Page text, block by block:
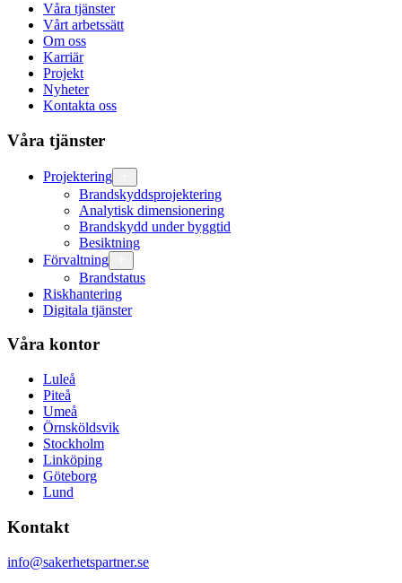
Våra tjänster
Vårt arbetssätt
Om oss
Karriär
Projekt
Nyheter
Kontakta oss
Våra tjänster
Projektering
Brandskyddsprojektering
Analytisk dimensionering
Brandskydd under byggtid
Besiktning
Förvaltning
Brandstatus
Riskhantering
Digitala tjänster
Våra kontor
Luleå
Piteå
Umeå
Örnsköldsvik
Stockholm
Linköping
Göteborg
Lund
Kontakt
info@sakerhetspartner.se